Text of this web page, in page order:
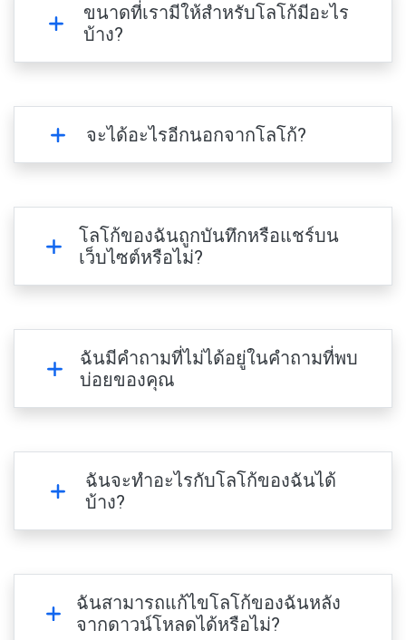
ขนาดที่เรามีให้สำหรับโลโก้มีอะไร
บ้าง?
จะได้อะไรอีกนอกจากโลโก้?
โลโก้ของฉันถูกบันทึกหรือแชร์บน
เว็บไซต์หรือไม่?
ฉันมีคำถามที่ไม่ได้อยู่ในคำถามที่พบ
บ่อยของคุณ
ฉันจะทำอะไรกับโลโก้ของฉันได้
บ้าง?
ฉันสามารถแก้ไขโลโก้ของฉันหลัง
จากดาวน์โหลดได้หรือไม่?